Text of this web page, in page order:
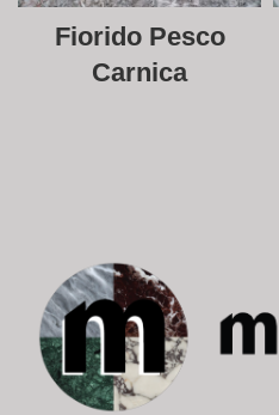
Fiorido Pesco
Carnica